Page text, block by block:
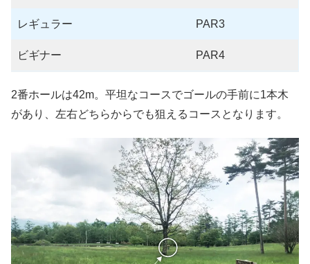
レギュラー PAR3
ビギナー PAR4
2番ホールは42m。平坦なコースでゴールの手前に1本木
があり、左右どちらからでも狙えるコースとなります。